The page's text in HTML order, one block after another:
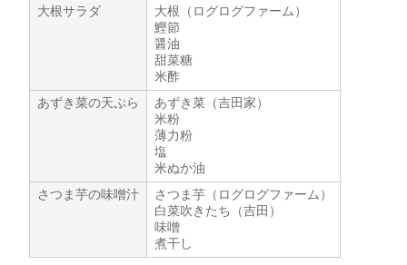
大根サラダ
大根（ログログファーム）
鰹節
醤油
甜菜糖
米酢
あずき菜の天ぷら
あずき菜（吉田家）
米粉
薄力粉
塩
米ぬか油
さつま芋の味噌汁
さつま芋（ログログファーム）
白菜吹きたち（吉田）
味噌
煮干し